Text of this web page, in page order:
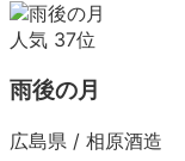
人気 37位
雨後の月
広島県 / 相原酒造